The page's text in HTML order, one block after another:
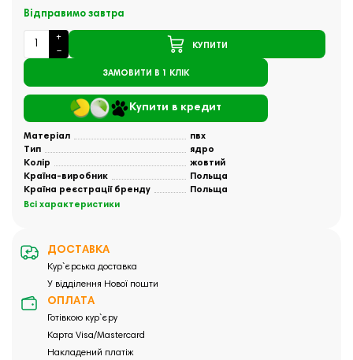
Відправимо завтра
КУПИТИ
ЗАМОВИТИ В 1 КЛІК
Купити в кредит
Матеріал
пвх
Тип
ядро
Колір
жовтий
Країна-виробник
Польща
Країна реєстрації бренду
Польща
Всі характеристики
ДОСТАВКА
Кур`єрська доставка
У відділення Нової пошти
ОПЛАТА
Готівкою кур`єру
Карта Visa/Mastercard
Накладений платіж